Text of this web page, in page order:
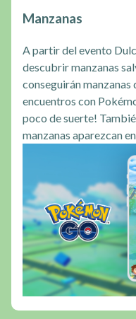
Manzanas
A partir del evento
descubrir manzanas
conseguirán manzanas
encuentros con
poco de suerte!
manzanas aparezcan